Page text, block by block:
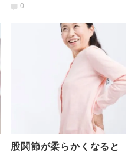
楽になる２つの簡単椅子
0
股関節が柔らかくなると